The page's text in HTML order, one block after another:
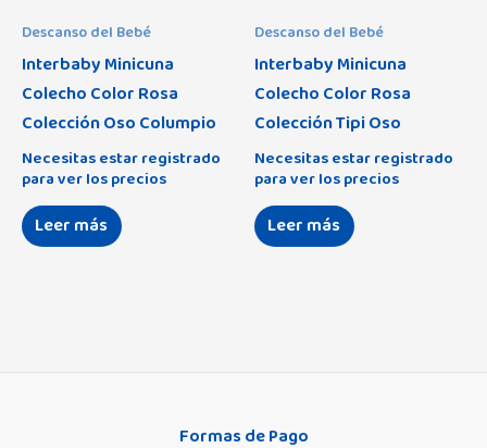
Descanso del Bebé
Interbaby Minicuna
Colecho Color Rosa
Colección Oso Columpio
Necesitas estar registrado
para ver los precios
Leer más
Descanso del Bebé
Interbaby Minicuna
Colecho Color Rosa
Colección Tipi Oso
Necesitas estar registrado
para ver los precios
Leer más
Formas de Pago